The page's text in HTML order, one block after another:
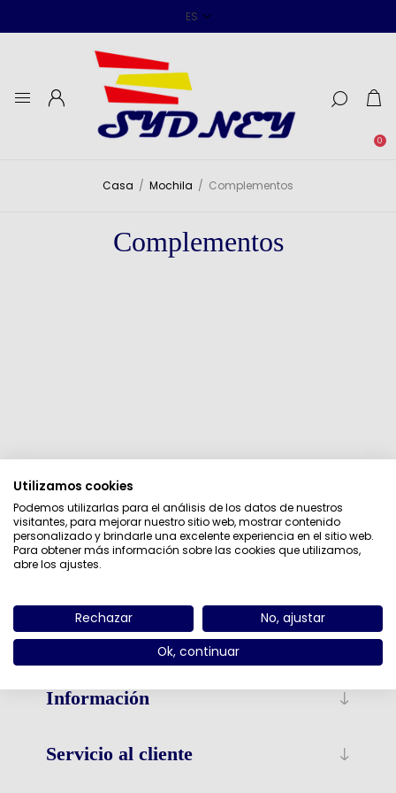
0
Casa / Mochila / Complementos
Categorías
Fabricantes
Etiquetas populares
Complementos
Información
Servicio al cliente
Utilizamos cookies
Podemos utilizarlas para el análisis de los datos de nuestros
visitantes, para mejorar nuestro sitio web, mostrar contenido
personalizado y brindarle una excelente experiencia en el sitio web.
Para obtener más información sobre las cookies que utilizamos,
abre los ajustes.
Rechazar
No, ajustar
Ok, continuar